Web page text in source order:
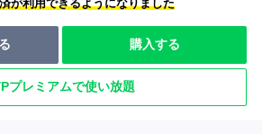
が利用できるようになりました
購入する
プレミアムで使い放題